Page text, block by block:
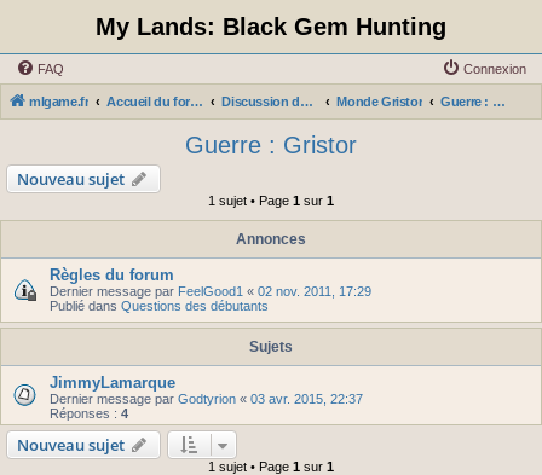
My Lands: Black Gem Hunting
FAQ Connexion
mlgame.fr Accueil du forum Discussion du jeu par serveurs Monde Gristor Guerre : Gristor
Guerre : Gristor
Nouveau sujet
1 sujet • Page 1 sur 1
Annonces
Règles du forum
Dernier message par FeelGood1 « 02 nov. 2011, 17:29
Publié dans Questions des débutants
Sujets
JimmyLamarque
Dernier message par Godtyrion « 03 avr. 2015, 22:37
Réponses : 4
Nouveau sujet
1 sujet • Page 1 sur 1